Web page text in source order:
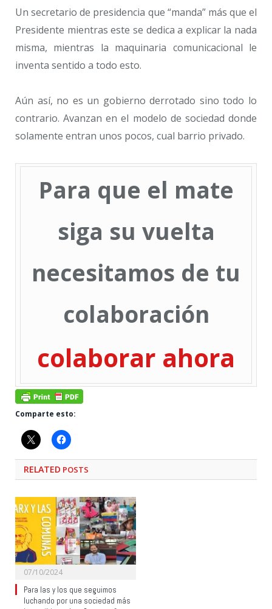
Un secretario de presidencia que “manda” más que el
Presidente mientras este se dedica a explicar la nada
misma, mientras la maquinaria comunicacional le
inventa sentido a todo esto.
Aún así, no es un gobierno derrotado sino todo lo
contrario. Avanzan en el modelo de sociedad donde
solamente entran unos pocos, cual barrio privado.
Para que el mate
siga su vuelta
necesitamos de tu
colaboración
colaborar ahora
Comparte esto:
RELATED POSTS
07/10/2024
Para las y los que seguimos
luchando por una sociedad más